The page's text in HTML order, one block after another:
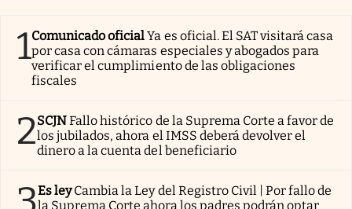
1Comunicado oficialYa es oficial. El SAT visitará casa
por casa con cámaras especiales y abogados para
verificar el cumplimiento de las obligaciones
fiscales
2SCJNFallo histórico de la Suprema Corte a favor de
los jubilados, ahora el IMSS deberá devolver el
dinero a la cuenta del beneficiario
Es ley Cambia la Ley del Registro Civil | Por fallo de
la Suprema Corte ahora los padres podrán optar